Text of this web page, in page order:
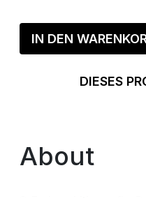
IN DEN
DIESES
About